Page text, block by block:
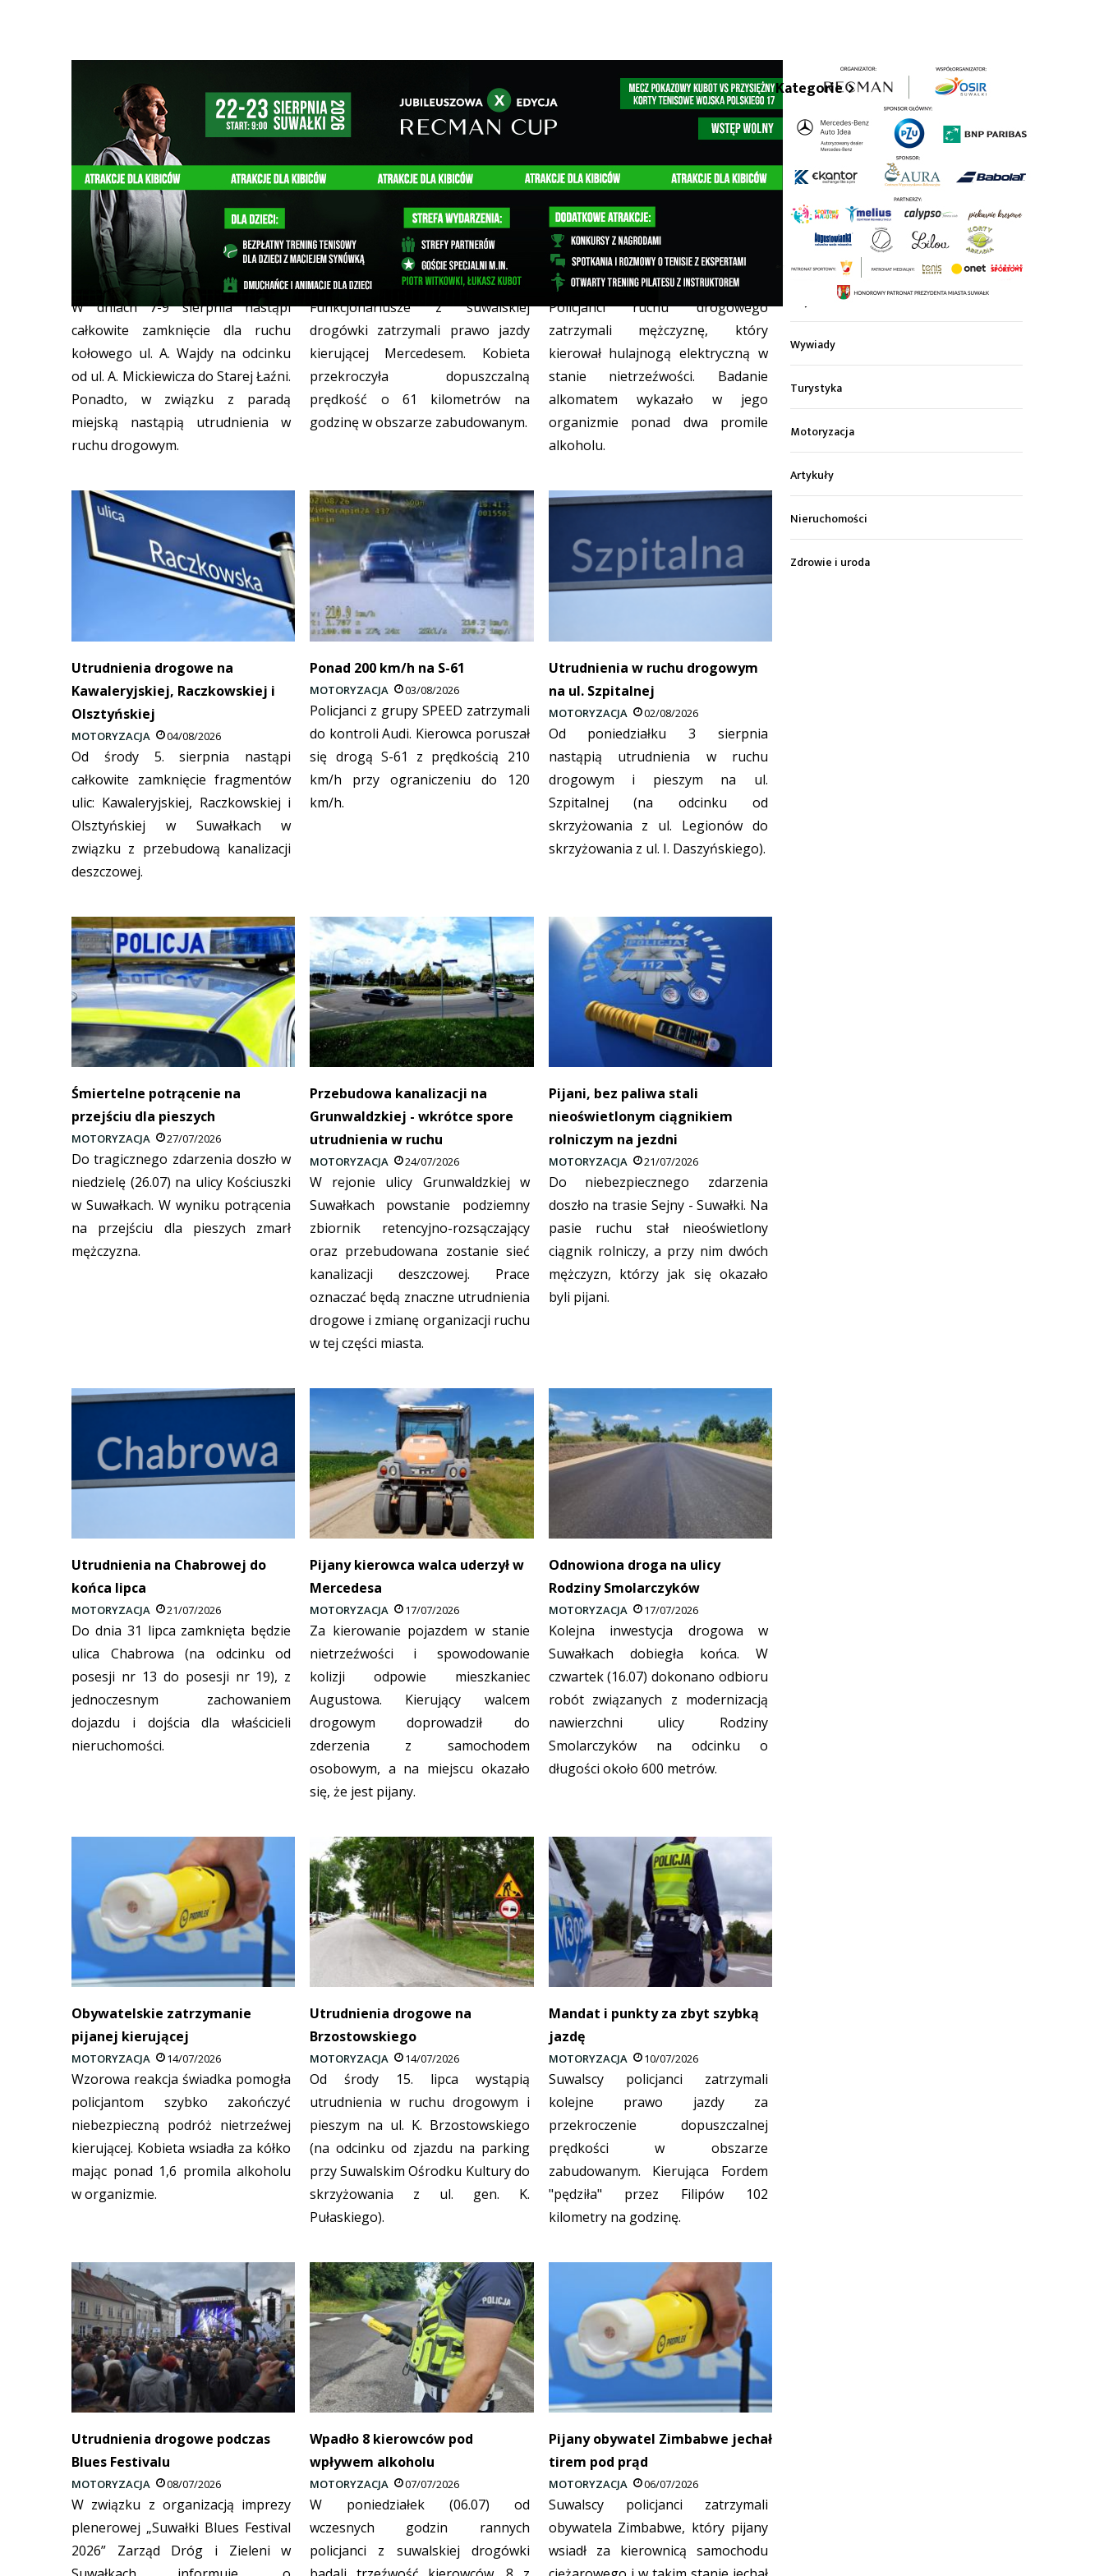
Utrudnienia drogowe w trakcie
Dni Suwałk
MOTORYZACJA 07/08/2026
W dniach 7-9 sierpnia nastąpi
całkowite zamknięcie dla ruchu
kołowego ul. A. Wajdy na odcinku
od ul. A. Mickiewicza do Starej Łaźni.
Ponadto, w związku z paradą
miejską nastąpią utrudnienia w
ruchu drogowym.
Zatrzymane prawo jazdy za
przekroczenie prędkości
MOTORYZACJA 07/08/2026
Funkcjonariusze z suwalskiej
drogówki zatrzymali prawo jazdy
kierującej Mercedesem. Kobieta
przekroczyła dopuszczalną
prędkość o 61 kilometrów na
godzinę w obszarze zabudowanym.
Jechał hulajnogą mając ponad
dwa promile
MOTORYZACJA 05/08/2026
Policjanci ruchu drogowego
zatrzymali mężczyznę, który
kierował hulajnogą elektryczną w
stanie nietrzeźwości. Badanie
alkomatem wykazało w jego
organizmie ponad dwa promile
alkoholu.
Utrudnienia drogowe na
Kawaleryjskiej, Raczkowskiej i
Olsztyńskiej
MOTORYZACJA 04/08/2026
Od środy 5. sierpnia nastąpi
całkowite zamknięcie fragmentów
ulic: Kawaleryjskiej, Raczkowskiej i
Olsztyńskiej w Suwałkach w
związku z przebudową kanalizacji
deszczowej.
Ponad 200 km/h na S-61
MOTORYZACJA 03/08/2026
Policjanci z grupy SPEED zatrzymali
do kontroli Audi. Kierowca poruszał
się drogą S-61 z prędkością 210
km/h przy ograniczeniu do 120
km/h.
Utrudnienia w ruchu drogowym
na ul. Szpitalnej
MOTORYZACJA 02/08/2026
Od poniedziałku 3 sierpnia
nastąpią utrudnienia w ruchu
drogowym i pieszym na ul.
Szpitalnej (na odcinku od
skrzyżowania z ul. Legionów do
skrzyżowania z ul. I. Daszyńskiego).
Śmiertelne potrącenie na
przejściu dla pieszych
MOTORYZACJA 27/07/2026
Do tragicznego zdarzenia doszło w
niedzielę (26.07) na ulicy Kościuszki
w Suwałkach. W wyniku potrącenia
na przejściu dla pieszych zmarł
mężczyzna.
Przebudowa kanalizacji na
Grunwaldzkiej - wkrótce spore
utrudnienia w ruchu
MOTORYZACJA 24/07/2026
W rejonie ulicy Grunwaldzkiej w
Suwałkach powstanie podziemny
zbiornik retencyjno-rozsączający
oraz przebudowana zostanie sieć
kanalizacji deszczowej. Prace
oznaczać będą znaczne utrudnienia
drogowe i zmianę organizacji ruchu
w tej części miasta.
Pijani, bez paliwa stali
nieoświetlonym ciągnikiem
rolniczym na jezdni
MOTORYZACJA 21/07/2026
Do niebezpiecznego zdarzenia
doszło na trasie Sejny - Suwałki. Na
pasie ruchu stał nieoświetlony
ciągnik rolniczy, a przy nim dwóch
mężczyzn, którzy jak się okazało
byli pijani.
Utrudnienia na Chabrowej do
końca lipca
MOTORYZACJA 21/07/2026
Do dnia 31 lipca zamknięta będzie
ulica Chabrowa (na odcinku od
posesji nr 13 do posesji nr 19), z
jednoczesnym zachowaniem
dojazdu i dojścia dla właścicieli
nieruchomości.
Pijany kierowca walca uderzył w
Mercedesa
MOTORYZACJA 17/07/2026
Za kierowanie pojazdem w stanie
nietrzeźwości i spowodowanie
kolizji odpowie mieszkaniec
Augustowa. Kierujący walcem
drogowym doprowadził do
zderzenia z samochodem
osobowym, a na miejscu okazało
się, że jest pijany.
Odnowiona droga na ulicy
Rodziny Smolarczyków
MOTORYZACJA 17/07/2026
Kolejna inwestycja drogowa w
Suwałkach dobiegła końca. W
czwartek (16.07) dokonano odbioru
robót związanych z modernizacją
nawierzchni ulicy Rodziny
Smolarczyków na odcinku o
długości około 600 metrów.
Obywatelskie zatrzymanie
pijanej kierującej
MOTORYZACJA 14/07/2026
Wzorowa reakcja świadka pomogła
policjantom szybko zakończyć
niebezpieczną podróż nietrzeźwej
kierującej. Kobieta wsiadła za kółko
mając ponad 1,6 promila alkoholu
w organizmie.
Utrudnienia drogowe na
Brzostowskiego
MOTORYZACJA 14/07/2026
Od środy 15. lipca wystąpią
utrudnienia w ruchu drogowym i
pieszym na ul. K. Brzostowskiego
(na odcinku od zjazdu na parking
przy Suwalskim Ośrodku Kultury do
skrzyżowania z ul. gen. K.
Pułaskiego).
Mandat i punkty za zbyt szybką
jazdę
MOTORYZACJA 10/07/2026
Suwalscy policjanci zatrzymali
kolejne prawo jazdy za
przekroczenie dopuszczalnej
prędkości w obszarze
zabudowanym. Kierująca Fordem
"pędziła" przez Filipów 102
kilometry na godzinę.
Utrudnienia drogowe podczas
Blues Festivalu
MOTORYZACJA 08/07/2026
W związku z organizacją imprezy
plenerowej „Suwałki Blues Festival
2026” Zarząd Dróg i Zieleni w
Wpadło 8 kierowców pod
wpływem alkoholu
MOTORYZACJA 07/07/2026
W poniedziałek (06.07) od
wczesnych godzin rannych
policjanci z suwalskiej drogówki
Pijany obywatel Zimbabwe jechał
tirem pod prąd
MOTORYZACJA 06/07/2026
Suwalscy policjanci zatrzymali
obywatela Zimbabwe, który pijany
wsiadł za kierownicą samochodu
Kategorie
Z życia miasta
Sport
Kultura
Wiadomości z regionu
Z życia szkół
Wywiady
Turystyka
Motoryzacja
Artykuły
Nieruchomości
Zdrowie i uroda